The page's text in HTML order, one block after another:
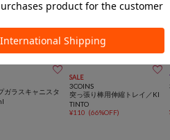

ガラスキャニスタ
5％OFFクーポン
SALE 
3COINS
突っ張り棒用伸縮トレイ／KI
TINTO
¥110 (66%OFF)